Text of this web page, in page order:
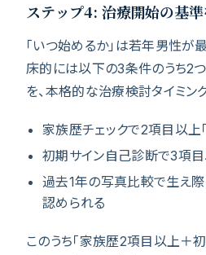
ステップ4: 治療開始の基
「いつ始めるか」は若年男性が
床的には以下の3条件のうち2
を、本格的な治療検討タイミン
家族歴チェックで2項目以上
初期サイン自己診断で3項
過去1年の写真比較で生え
認められる
このうち「家族歴2項目以上＋